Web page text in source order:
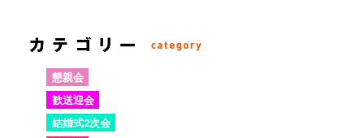
懇親会
歓送迎会
結婚式2次会